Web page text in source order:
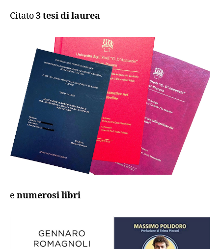
Citato3 tesi di laurea
e numerosi libri